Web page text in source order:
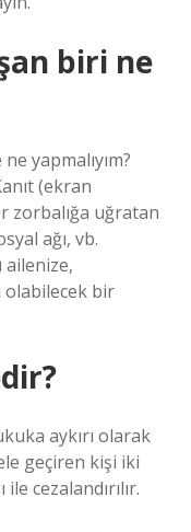
biri ne
yapmalıyım?
(ekran
zorbalığa uğratan
ağı, vb.
ailenize,
olabilecek bir
aykırı olarak
geçiren kişi iki
cezalandırılır.